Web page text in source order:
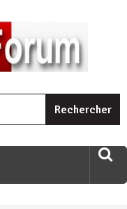
cakwibarutse .Wewe
ukora iki kugira ngo